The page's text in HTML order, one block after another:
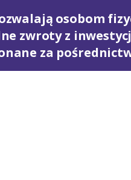
osobom
zwroty z
za